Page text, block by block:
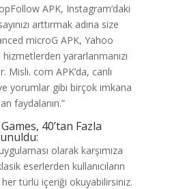
APK, Instagram’daki
arttırmak adına size
microG APK, Yahoo
yararlanmanızı
Misli. com APK’da, canlı
yorumlar gibi birçok imkana
faydalanın.”
40’tan Fazla
olarak karşımıza
eserlerden kullanıcıların
her türlü içeriği okuyabilirsiniz.